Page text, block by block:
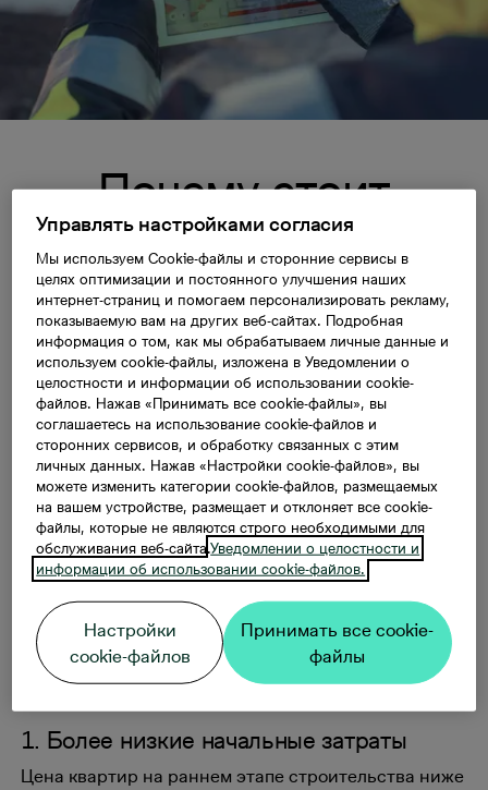
Почему стоит
выбрать квартиру на
стадии
строительства
дома?
Терпение окупается – если Вы готовы
осуществить свою мечту о новом доме через
несколько месяцев или даже год,
правильным выбором станет пробретение
квартиры на этапе строительства дома,
предлагающий ряд различных преимуществ.
Преимущества
1. Более низкие начальные затраты
Цена квартир на раннем этапе строительства ниже
Управлять настройками согласия
Мы используем Cookie-файлы и сторонние сервисы в
целях оптимизации и постоянного улучшения наших
интернет-страниц и помогаем персонализировать рекламу,
показываемую вам на других веб-сайтах. Подробная
информация о том, как мы обрабатываем личные данные и
используем cookie-файлы, изложена в Уведомлении о
целостности и информации об использовании cookie-
файлов. Нажав «Принимать все cookie-файлы», вы
соглашаетесь на использование cookie-файлов и
сторонних сервисов, и обработку связанных с этим
личных данных. Нажав «Настройки cookie-файлов», вы
можете изменить категории cookie-файлов, размещаемых
на вашем устройстве, размещает и отклоняет все cookie-
файлы, которые не являются строго необходимыми для
обслуживания веб-сайта.Уведомлении о целостности и
информации об использовании cookie-файлов.
Настройки
cookie-файлов
Принимать все cookie-
файлы